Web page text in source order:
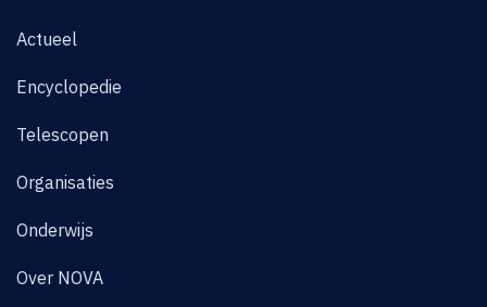
Actueel
Encyclopedie
Telescopen
Organisaties
Onderwijs
Over NOVA